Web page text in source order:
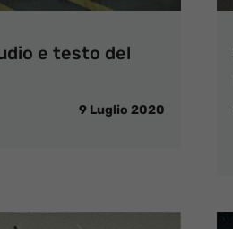
e testo del
9 Luglio 2020